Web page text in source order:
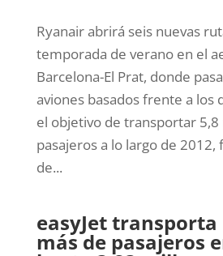
Ryanair abrirá seis nuevas
temporada de verano en el
Barcelona-El Prat, donde
aviones basados frente a los
el objetivo de transportar
pasajeros a lo largo de 2012,
de...
easyJet transporta
más de pasajeros